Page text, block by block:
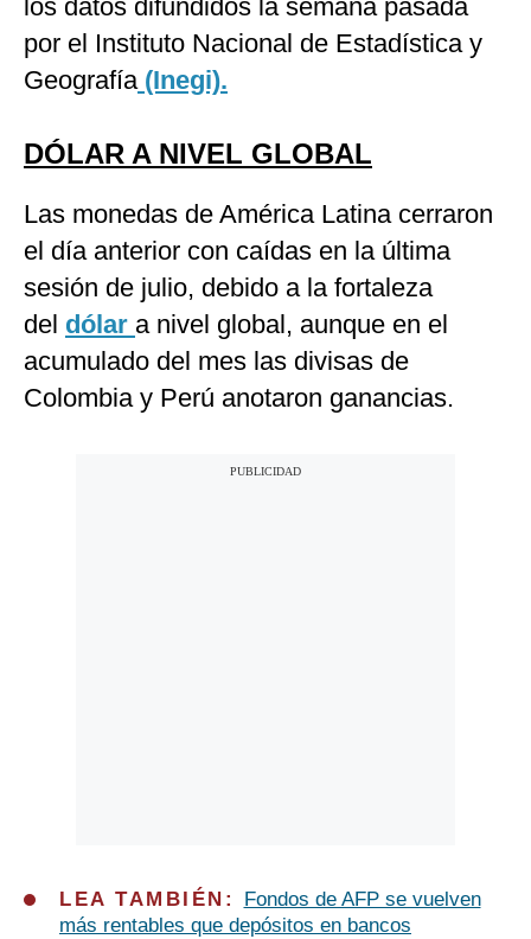
los datos difundidos la semana pasada
por el Instituto Nacional de Estadística y
Geografía(Inegi).
DÓLAR A NIVEL GLOBAL
Las monedas de América Latina cerraron
el día anterior con caídas en la última
sesión de julio, debido a la fortaleza
del dólar a nivel global, aunque en el
acumulado del mes las divisas de
Colombia y Perú anotaron ganancias.
LEA TAMBIÉN:
Fondos de AFP se vuelven
más rentables que depósitos en bancos